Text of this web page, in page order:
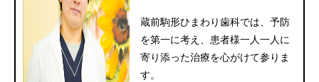
蔵前駒形ひまわり歯科では、予防
を第一に考え、患者様一人一人に
寄り添った治療を心がけて参りま
す。